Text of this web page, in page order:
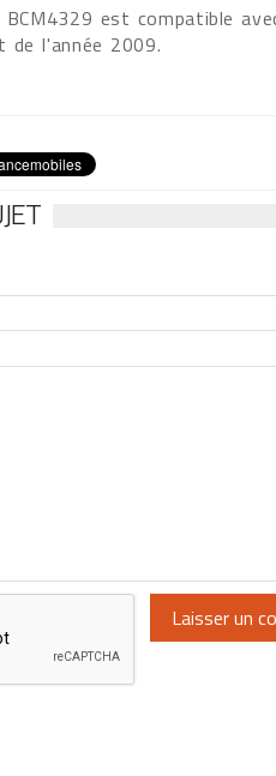
est compatible
de l'année 2009.